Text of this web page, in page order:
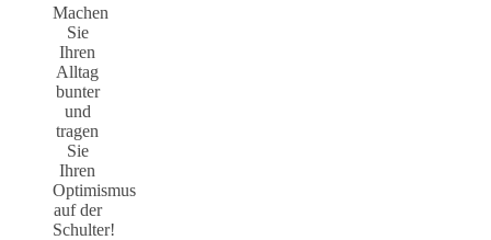
Machen
Sie
Ihren
Alltag
bunter
und
tragen
Sie
Ihren
Optimismus
auf der
Schulter!